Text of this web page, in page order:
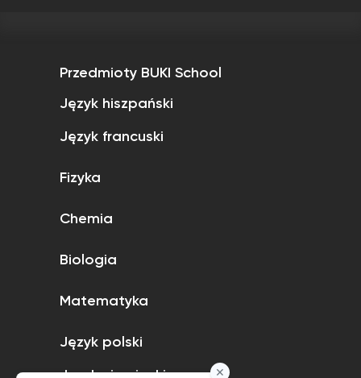
Przedmioty BUKI School
Język hiszpański
Język francuski
Fizyka
Chemia
Biologia
Matematyka
Język polski